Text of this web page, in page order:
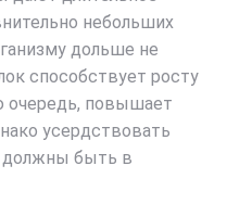
небольших
дольше не
способствует росту
очередь, повышает
усердствовать
должны быть в